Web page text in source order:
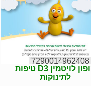
קופון לויטמין D3 טיפות
לתינוקות